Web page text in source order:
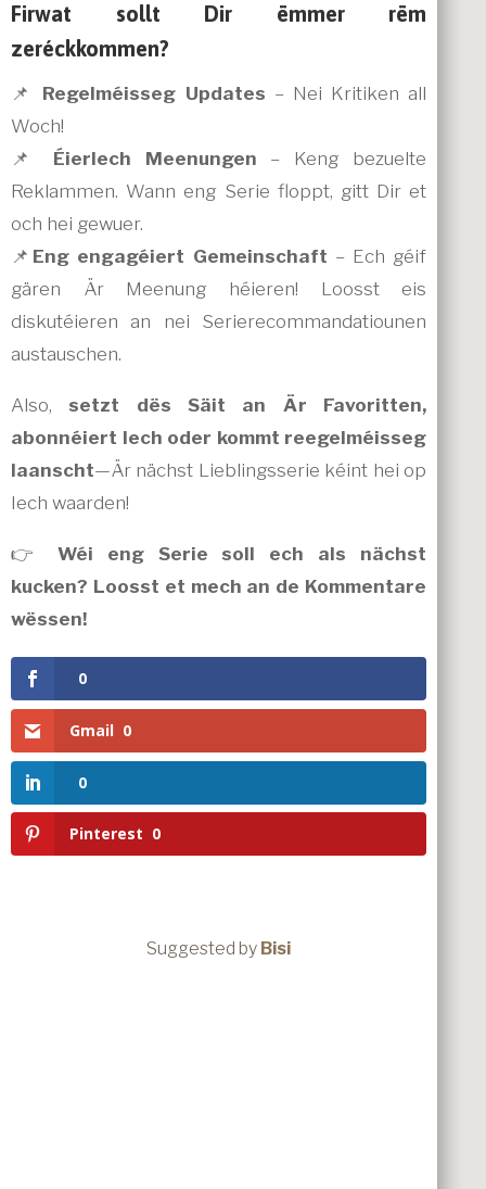
Firwat sollt Dir ëmmer rëm
zeréckkommen?
📌 Regelméisseg Updates – Nei Kritiken all
Woch!
📌 Éierlech Meenungen – Keng bezuelte
Reklammen. Wann eng Serie floppt, gitt Dir et
och hei gewuer.
📌 Eng engagéiert Gemeinschaft – Ech géif
gären Är Meenung héieren! Loosst eis
diskutéieren an nei Serierecommandatiounen
austauschen.
Also, setzt dës Säit an Är Favoritten,
abonnéiert Iech oder kommt reegelméisseg
laanscht—Är nächst Lieblingsserie kéint hei op
Iech waarden!
👉 Wéi eng Serie soll ech als nächst
kucken? Loosst et mech an de Kommentare
wëssen!
0
Gmail 0
0
Pinterest 0
Suggested by Bisi